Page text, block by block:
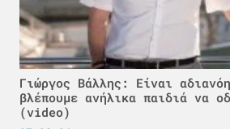
Γιώργος Βάλλης: Είναι
βλέπουμε ανήλικα παιδιά να
(video)